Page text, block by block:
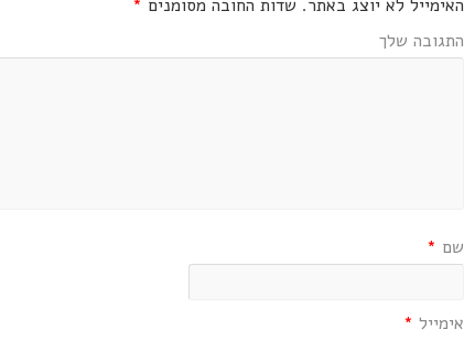
האימייל לא יוצג באתר. שדות החובה מסומנים *
התגובה שלך
שם *
אימייל *